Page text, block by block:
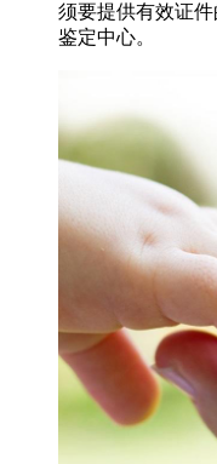
须要提供有效证
鉴定中心。